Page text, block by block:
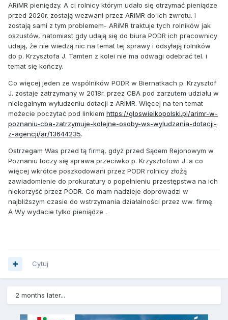
ARiMR pieniędzy. A ci rolnicy którym udało się otrzymać pieniądze
przed 2020r. zostają wezwani przez ARiMR do ich zwrotu. I
zostają sami z tym problemem- ARiMR traktuje tych rolników jak
oszustów, natomiast gdy udają się do biura PODR ich pracownicy
udają, że nie wiedzą nic na temat tej sprawy i odsyłają rolników
do p. Krzysztofa J. Tamten z kolei nie ma odwagi odebrać tel. i
temat się kończy.
Co więcej jeden ze wspólników PODR w Biernatkach p. Krzysztof
J. zostaje zatrzymany w 2018r. przez CBA pod zarzutem udziału w
nielegalnym wyłudzeniu dotacji z ARiMR. Więcej na ten temat
możecie poczytać pod linkiem https://gloswielkopolski.pl/arimr-w-
poznaniu-cba-zatrzymuje-kolejne-osoby-ws-wyludzania-dotacji-
z-agencji/ar/13644235.
Ostrzegam Was przed tą firmą, gdyż przed Sądem Rejonowym w
Poznaniu toczy się sprawa przeciwko p. Krzysztofowi J. a co
więcej wkrótce poszkodowani przez PODR rolnicy złożą
zawiadomienie do prokuratury o popełnieniu przestępstwa na ich
niekorzyść przez PODR. Co mam nadzieje doprowadzi w
najbliższym czasie do wstrzymania działalności przez ww. firmę.
A Wy wydacie tylko pieniądze .
Cytuj
2 months later...